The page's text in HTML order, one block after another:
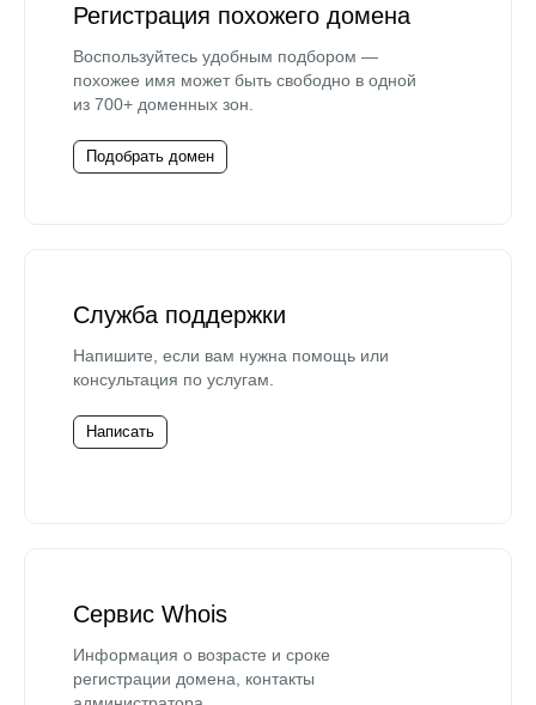
Регистрация похожего домена
Воспользуйтесь удобным подбором —
похожее имя может быть свободно в одной
из 700+ доменных зон.
Подобрать домен
Служба поддержки
Напишите, если вам нужна помощь или
консультация по услугам.
Написать
Сервис Whois
Информация о возрасте и сроке
регистрации домена, контакты